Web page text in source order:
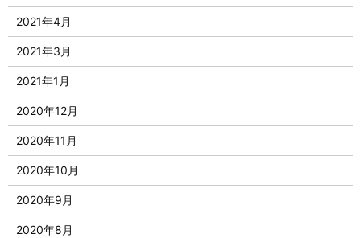
2021年4月
2021年3月
2021年1月
2020年12月
2020年11月
2020年10月
2020年9月
2020年8月